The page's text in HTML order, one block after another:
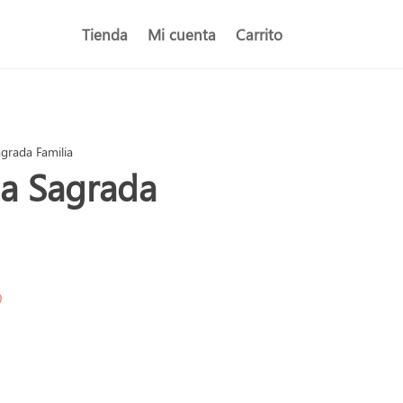
Tienda Mi cuenta Carrito
Familia
Sagrada